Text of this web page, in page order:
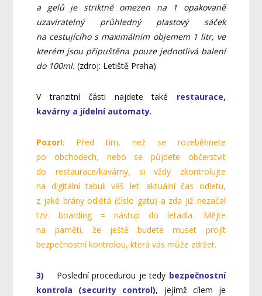
a gelů je striktně omezen na 1 opakovaně
uzavíratelný průhledný plastový sáček
na cestujícího s maximálním objemem 1 litr, ve
kterém jsou připuštěna pouze jednotlivá balení
do 100ml. (zdroj: Letiště Praha)
V tranzitní části najdete také restaurace,
kavárny a jídelní automaty.
Pozor!: Před tím, než se rozeběhnete
po obchodech, nebo se půjdete občerstvit
do restaurace/kavárny, si vždy zkontrolujte
na digitální tabuli váš let: aktuální čas odletu,
z jaké brány odlétá (číslo gatu) a zda již nezačal
tzv. boarding = nástup do letadla. Mějte
na paměti, že ještě budete muset projít
bezpečnostní kontrolou, která vás může zdržet.
3) Poslední procedurou je tedy bezpečnostní
kontrola (security control), jejímž cílem je